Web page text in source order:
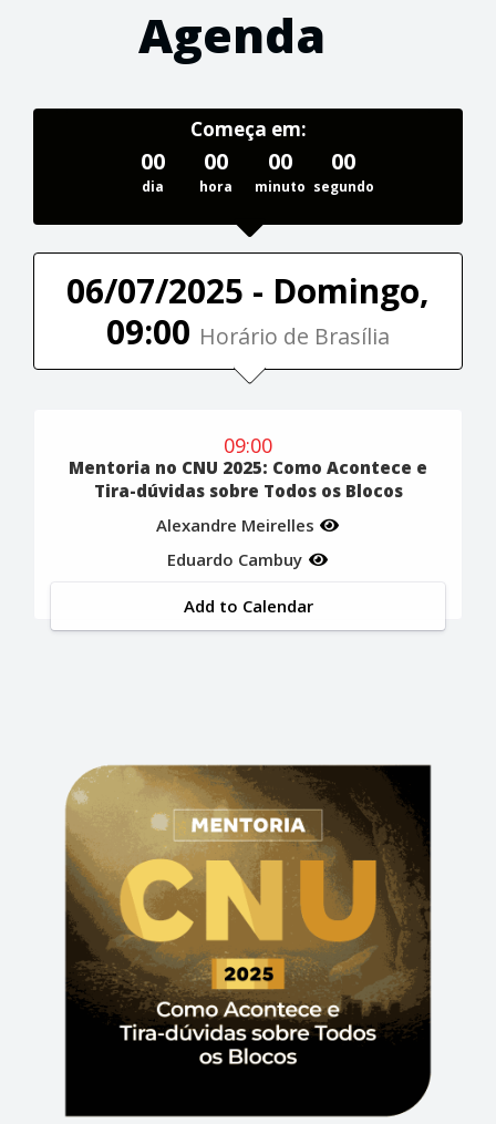
Agenda
Começa em:
00
dia
00
hora
00
minuto
00
segundo
06/07/2025 - Domingo,
09:00 Horário de Brasília
09:00
Mentoria no CNU 2025: Como Acontece e
Tira-dúvidas sobre Todos os Blocos
Alexandre Meirelles
Eduardo Cambuy
Add to Calendar